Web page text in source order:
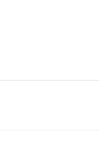
via X -
nieuwsbericht via
dit nieuwsbericht
dit